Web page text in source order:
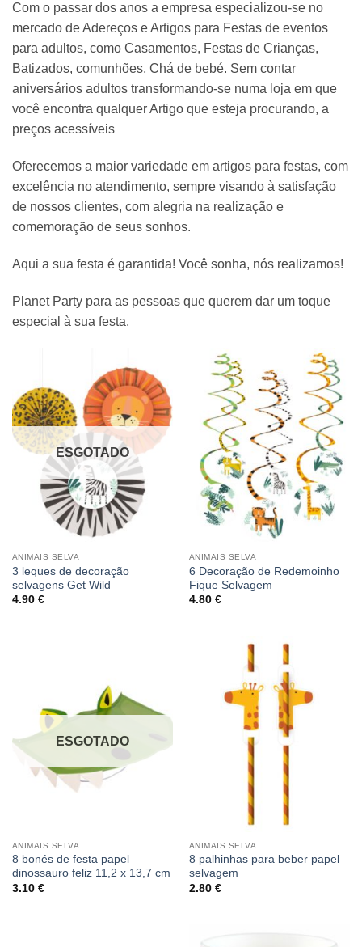
Com o passar dos anos a empresa especializou-se no
mercado de Adereços e Artigos para Festas de eventos
para adultos, como Casamentos, Festas de Crianças,
Batizados, comunhões, Chá de bebé. Sem contar
aniversários adultos transformando-se numa loja em que
você encontra qualquer Artigo que esteja procurando, a
preços acessíveis
Oferecemos a maior variedade em artigos para festas, com
excelência no atendimento, sempre visando à satisfação
de nossos clientes, com alegria na realização e
comemoração de seus sonhos.
Aqui a sua festa é garantida! Você sonha, nós realizamos!
Planet Party para as pessoas que querem dar um toque
especial à sua festa.
ESGOTADO
ANIMAIS SELVA
3 leques de decoração
selvagens Get Wild
4.90 €
ANIMAIS SELVA
6 Decoração de Redemoinho
Fique Selvagem
4.80 €
ESGOTADO
ANIMAIS SELVA
8 bonés de festa papel
dinossauro feliz 11,2 x 13,7 cm
3.10 €
ANIMAIS SELVA
8 palhinhas para beber papel
selvagem
2.80 €